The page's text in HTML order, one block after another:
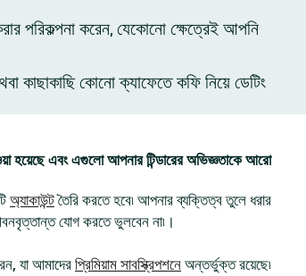
পরিকল্পনা করেন, যেকোনো ক্ষেত্রেই আপনি
কোনো ক্যাফেতে কফি নিয়ে ডেটিং
হয়েছে এবং এগুলো আপনার টিন্ডারের অভিজ্ঞতাকে আরো
অ্যাকাউন্টতৈরি করতে হবে৷ আপনার ব্যক্তিত্ব তুলে ধরার
যোগ করতে ভুলবেন না৷।
যা আমাদের প্রিমিয়াম সাবস্ক্রিপশনে অন্তর্ভুক্ত রয়েছে৷